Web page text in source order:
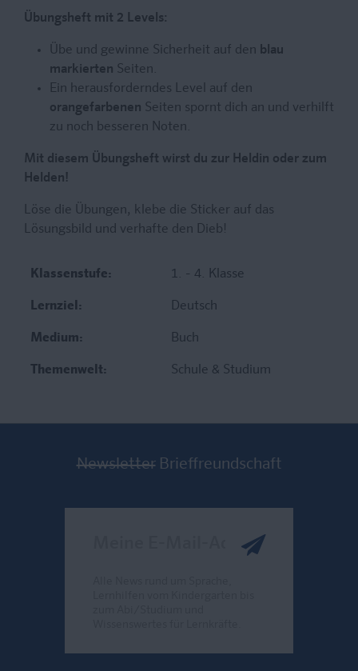
Übungsheft mit 2 Levels:
Übe und gewinne Sicherheit auf den blau
markierten Seiten.
Ein herausforderndes Level auf den
orangefarbenen Seiten spornt dich an und verhilft
zu noch besseren Noten.
Mit diesem Übungsheft wirst du zur Heldin oder zum
Helden!
Löse die Übungen, klebe die Sticker auf das
Lösungsbild und verhafte den Dieb!
Klassenstufe: 1. - 4. Klasse
Lernziel: Deutsch
Medium: Buch
Themenwelt: Schule & Studium
Newsletter Brieffreundschaft